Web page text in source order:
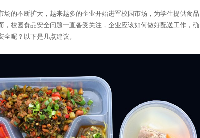
场的不断扩大，越来越多的企业开始进军校园市场，为学生提供食品
，校园食品安全问题一直备受关注，企业应该如何做好配送工作，确
全呢？以下是几点建议。